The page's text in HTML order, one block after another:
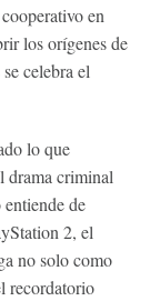
en
los orígenes de
celebra el
lo que
drama criminal
de
2, el
no solo como
recordatorio